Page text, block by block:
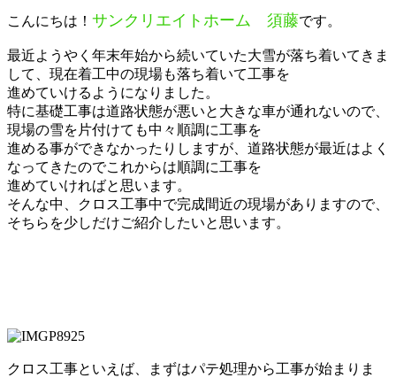
こんにちは！ サンクリエイトホーム 須藤です。
最近ようやく年末年始から続いていた大雪が落ち着いてきま
して、現在着工中の現場も落ち着いて工事を
進めていけるようになりました。
特に基礎工事は道路状態が悪いと大きな車が通れないので、
現場の雪を片付けても中々順調に工事を
進める事ができなかったりしますが、道路状態が最近はよく
なってきたのでこれからは順調に工事を
進めていければと思います。
そんな中、クロス工事中で完成間近の現場がありますので、
そちらを少しだけご紹介したいと思います。
クロス工事といえば、まずはパテ処理から工事が始まりま